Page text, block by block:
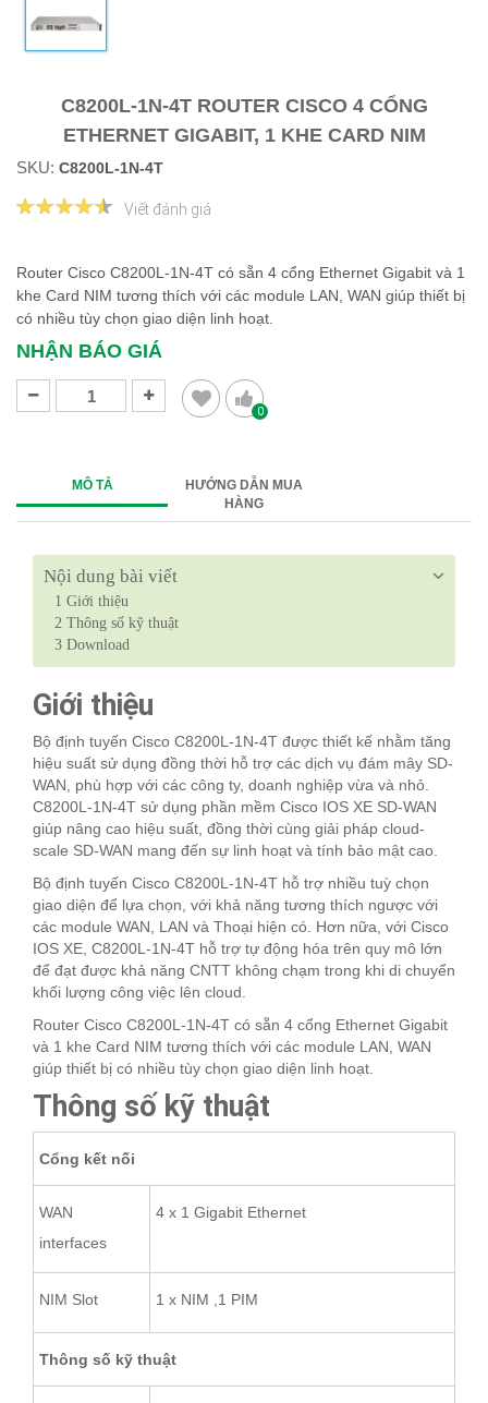
C8200L-1N-4T ROUTER CISCO 4 CỔNG
ETHERNET GIGABIT, 1 KHE CARD NIM
SKU: C8200L-1N-4T
Viết đánh giá
Router Cisco C8200L-1N-4T có sẵn 4 cổng Ethernet Gigabit và 1
khe Card NIM tương thích với các module LAN, WAN giúp thiết bị
có nhiều tùy chọn giao diện linh hoạt.
NHẬN BÁO GIÁ
0
MÔ TẢ
HƯỚNG DẪN MUA
HÀNG
Nội dung bài viết
1 Giới thiệu
2 Thông số kỹ thuật
3 Download
Giới thiệu
Bộ định tuyến Cisco C8200L-1N-4T được thiết kế nhằm tăng
hiệu suất sử dụng đồng thời hỗ trợ các dịch vụ đám mây SD-
WAN, phù hợp với các công ty, doanh nghiệp vừa và nhỏ.
C8200L-1N-4T sử dụng phần mềm Cisco IOS XE SD-WAN
giúp nâng cao hiệu suất, đồng thời cùng giải pháp cloud-
scale SD-WAN mang đến sự linh hoạt và tính bảo mật cao.
Bộ định tuyến Cisco C8200L-1N-4T hỗ trợ nhiều tuỳ chọn
giao diện để lựa chọn, với khả năng tương thích ngược với
các module WAN, LAN và Thoại hiện có. Hơn nữa, với Cisco
IOS XE, C8200L-1N-4T hỗ trợ tự động hóa trên quy mô lớn
để đạt được khả năng CNTT không chạm trong khi di chuyển
khối lượng công việc lên cloud.
Router Cisco C8200L-1N-4T có sẵn 4 cổng Ethernet Gigabit
và 1 khe Card NIM tương thích với các module LAN, WAN
giúp thiết bị có nhiều tùy chọn giao diện linh hoạt.
Thông số kỹ thuật
Cổng kết nối
WAN
interfaces
4 x 1 Gigabit Ethernet
NIM Slot 1 x NIM ,1 PIM
Thông số kỹ thuật